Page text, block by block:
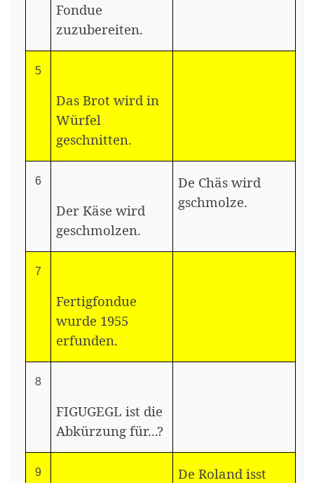
Fondue
zuzubereiten.
5
Das Brot wird in
Würfel
geschnitten.
6
Der Käse wird
geschmolzen.
De Chäs wird
gschmolze.
7
Fertigfondue
wurde 1955
erfunden.
8
FIGUGEGL ist die
Abkürzung für...?
9
De Roland isst